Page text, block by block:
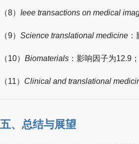
（8） Ieee transactions on medical
（9） Science translational medicine
（10） Biomaterials ：影响因子为12.9；
（11） Clinical and translational
五、总结与展望